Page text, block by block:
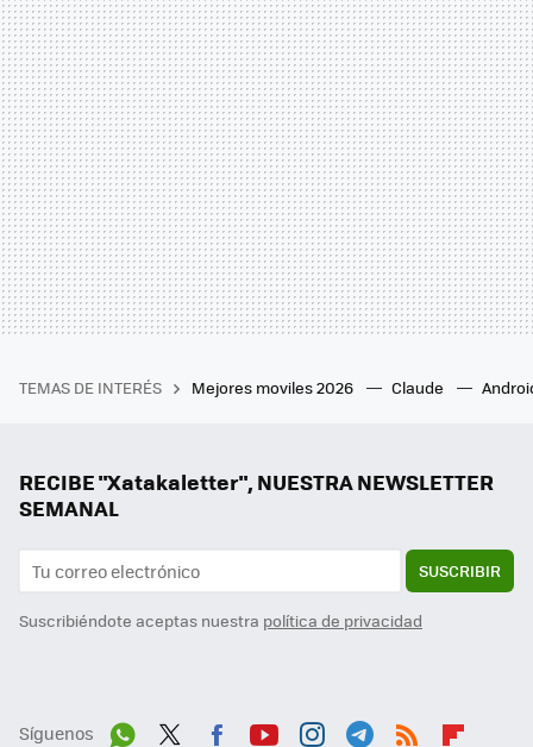
TEMAS DE INTERÉS Mejores moviles 2026 Claude
RECIBE "Xatakaletter", NUESTRA NEWSLETTER
SEMANAL
SUSCRIBIR
Suscribiéndote aceptas nuestra política de privacidad
Síguenos